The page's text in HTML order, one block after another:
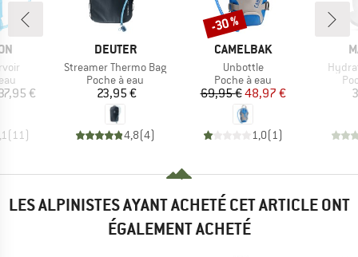
€
( 11)
MARQUE
DEUTER
Article
Streamer Thermo Bag
Product group
Poche à eau
Prix
23,95 €
4,8(4)
MARQUE
CAMELBAK
Article
Unbottle
Product group
Poche à eau
Prix
69,95 €Prix réduit
48,97 €
1,0( 1)
Remise
-30 %
Article
LES ALPINISTES AYANT ACHETÉ CET ARTICLE ONT
ÉGALEMENT ACHETÉ